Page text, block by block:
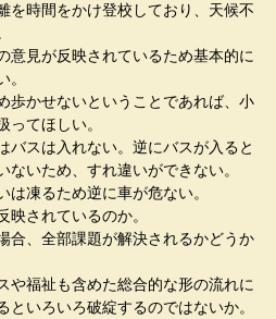
を時間をかけ登校しており、天候不
意見が反映されているため基本的に
。
歩かせないということであれば、小
ってほしい。
バスは入れない。逆にバスが入ると
ないため、すれ違いができない。
は凍るため逆に車が危ない。
映されているのか。
合、全部課題が解決されるかどうか
や福祉も含めた総合的な形の流れに
といろいろ破綻するのではないか。